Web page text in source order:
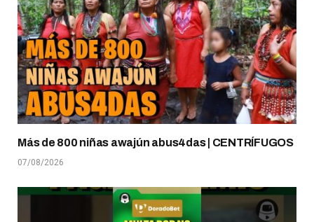
Más de 800 niñas awajún abus4das | CENTRÍFUGOS
07/08/2026